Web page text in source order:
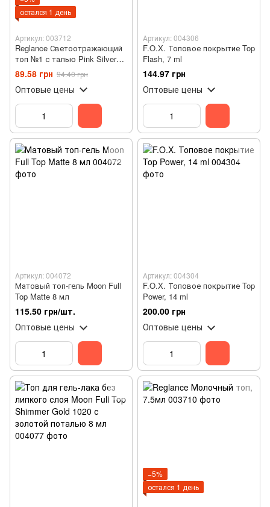
остался 1 день
Артикул: 003712
Reglance Светоотражающий
топ №1 с талью Pink Silver
без липкого слоя, 7.5мл
89.58 грн 94.40 грн
Оптовые цены
Артикул: 004306
F.O.X. Топовое покрытие Top
Flash, 7 ml
144.97 грн
Оптовые цены
Артикул: 004072
Матовый топ-гель Moon Full
Top Matte 8 мл
115.50 грн/шт.
Оптовые цены
Артикул: 004304
F.O.X. Топовое покрытие Top
Power, 14 ml
200.00 грн
Оптовые цены
−5%
остался 1 день